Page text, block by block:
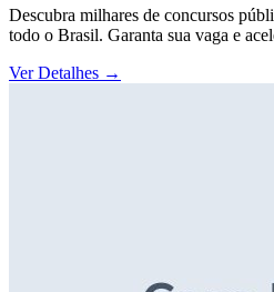
Descubra milhares de concursos
todo o Brasil. Garanta sua vaga e
Ver Detalhes →